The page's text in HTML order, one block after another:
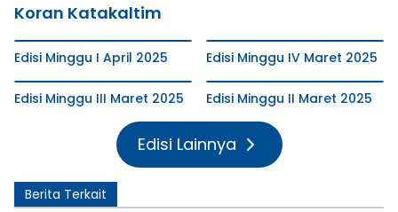
Koran Katakaltim
Edisi Minggu I April 2025 Edisi Minggu IV Maret 2025
Edisi Minggu III Maret 2025 Edisi Minggu II Maret 2025
Edisi Lainnya
Berita Terkait